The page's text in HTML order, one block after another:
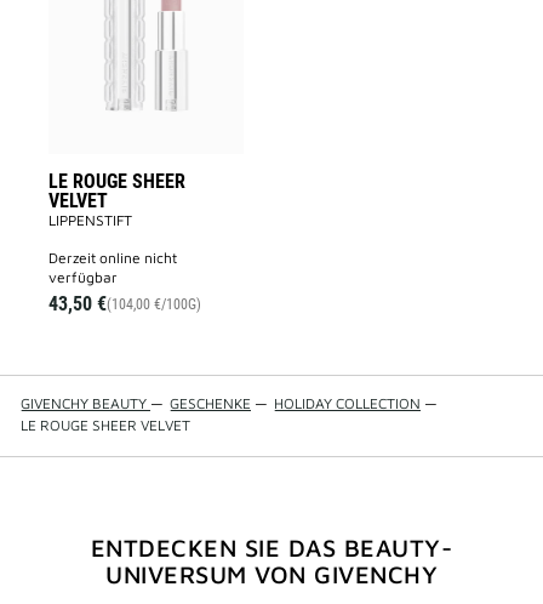
LE ROUGE SHEER
VELVET
LIPPENSTIFT
derzeit online nicht
verfügbar
43,50 €(104,00 €/100G)
GIVENCHY BEAUTY — GESCHENKE — HOLIDAY COLLECTION —
LE ROUGE SHEER VELVET
ENTDECKEN SIE DAS BEAUTY-
UNIVERSUM VON GIVENCHY